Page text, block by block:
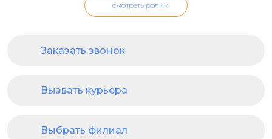
смотреть ролик
Заказать звонок
Вызвать курьера
Выбрать филиал